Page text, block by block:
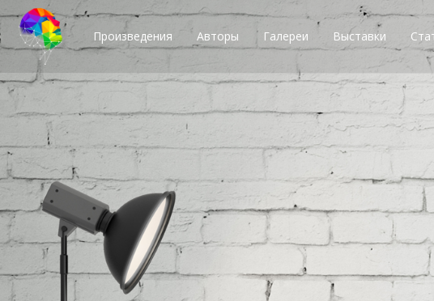
Произведения Авторы Галереи Выставки